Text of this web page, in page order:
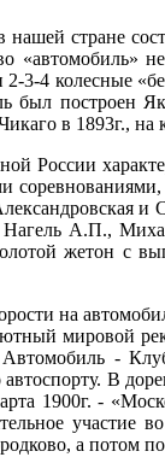
нашей стране
«автомобиль»
3-4 колесные
был построен
в 1893г.,
России
и
А.П.,
жетон с
на
мировой
Автомобиль -
В
1900г. -
участие
а потом